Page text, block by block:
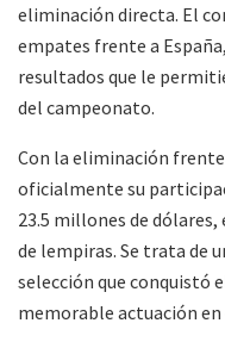
eliminación directa. El
empates frente a
resultados que le
del campeonato.
Con la eliminación
oficialmente su
23.5 millones de
de lempiras. Se trata de
selección que conquistó
memorable actuación en